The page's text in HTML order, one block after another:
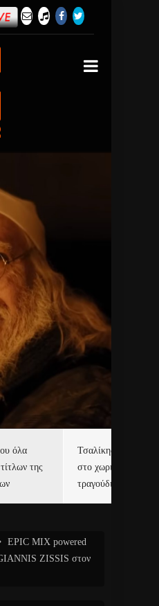
όλα
της
Τσαλίκης,
στο χωριό του Άι
τραγούδι και video
EPIC MIX powered
ZISSIS στον